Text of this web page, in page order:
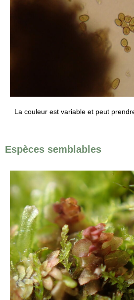
La couleur est variable et peut
Espèces semblables